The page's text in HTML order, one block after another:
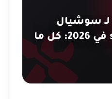
لـ سوشيال
ميديا مفتوح stc في 2026: كل ما